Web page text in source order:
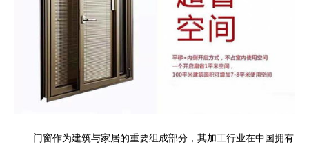
门窗作为建筑与家居的重要组成部分，其加工行业在中国拥有